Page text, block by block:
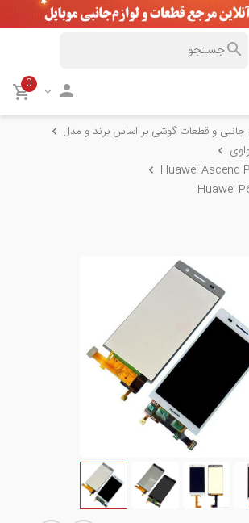
0
جانبی و قطعات گوشی بر اساس برند و مدل